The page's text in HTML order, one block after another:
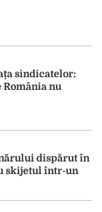
sindicatelor:
nu
dispărut în
skijetul într-un